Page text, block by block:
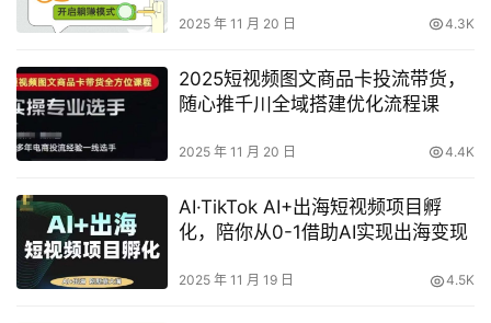
2025 年 11 月 20 日 4.3K
2025短视频图文商品卡投流带货，
随心推千川全域搭建优化流程课
2025 年 11 月 20 日 4.4K
AI·TikTok AI+出海短视频项目孵
化，陪你从0-1借助AI实现出海变现
2025 年 11 月 19 日 4.5K